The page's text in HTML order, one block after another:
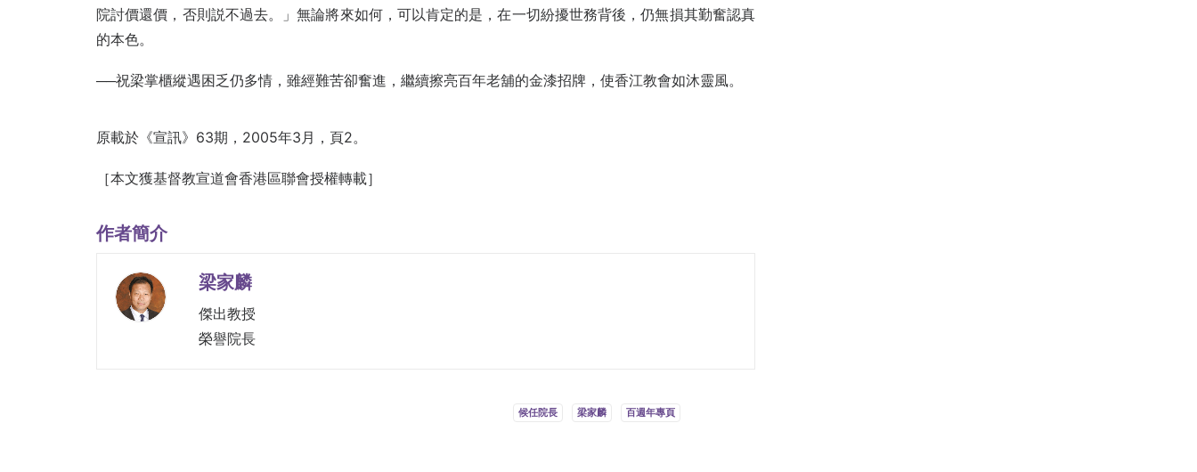
院討價還價，否則説不過去。」無論將來如何，可以肯定的是，在一切紛擾世務背後，仍無損其勤奮認真
的本色。
──祝梁掌櫃縱遇困乏仍多情，雖經難苦卻奮進，繼續擦亮百年老舖的金漆招牌，使香江教會如沐靈風。
原載於《宣訊》63期，2005年3月，頁2。
［本文獲基督教宣道會香港區聯會授權轉載］
作者簡介
梁家麟
傑出教授
榮譽院長
候任院長 梁家麟 百週年專頁